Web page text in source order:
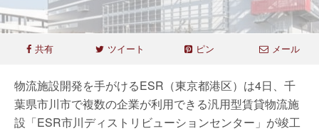
共有 ツイート ピン メール
物流施設開発を手がけるESR（東京都港区）は4日、千
葉県市川市で複数の企業が利用できる汎用型賃貸物流施
設「ESR市川ディストリビューションセンター」が竣工